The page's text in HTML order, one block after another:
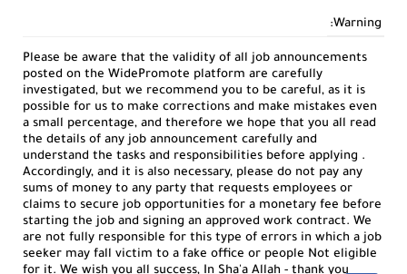
Warning:
Please be aware that the validity of all job announcements
posted on the WidePromote platform are carefully
investigated, but we recommend you to be careful, as it is
possible for us to make corrections and make mistakes even
a small percentage, and therefore we hope that you all read
the details of any job announcement carefully and
understand the tasks and responsibilities before applying .
Accordingly, and it is also necessary, please do not pay any
sums of money to any party that requests employees or
claims to secure job opportunities for a monetary fee before
starting the job and signing an approved work contract. We
are not fully responsible for this type of errors in which a job
seeker may fall victim to a fake office or people Not eligible
for it. We wish you all success, In Sha'a Allah - thank you